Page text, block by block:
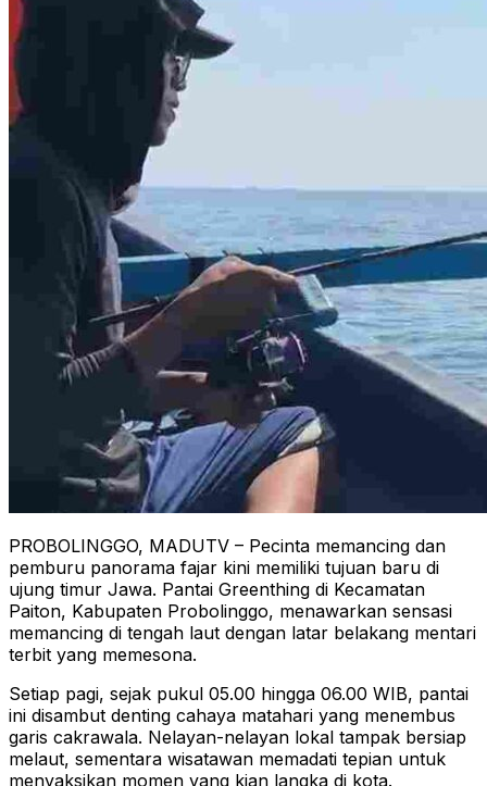
PROBOLINGGO, MADUTV – Pecinta memancing dan
pemburu panorama fajar kini memiliki tujuan baru di
ujung timur Jawa. Pantai Greenthing di Kecamatan
Paiton, Kabupaten Probolinggo, menawarkan sensasi
memancing di tengah laut dengan latar belakang mentari
terbit yang memesona.
Setiap pagi, sejak pukul 05.00 hingga 06.00 WIB, pantai
ini disambut denting cahaya matahari yang menembus
garis cakrawala. Nelayan-nelayan lokal tampak bersiap
melaut, sementara wisatawan memadati tepian untuk
menyaksikan momen yang kian langka di kota.